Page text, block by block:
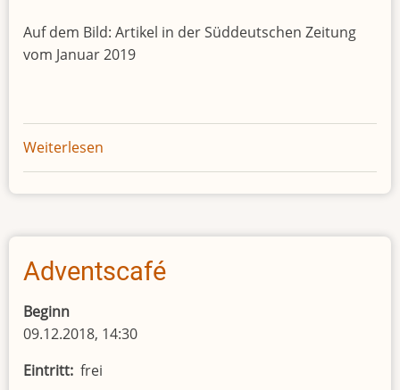
Auf dem Bild: Artikel in der Süddeutschen Zeitung
vom Januar 2019
Weiterlesen
Lesung
mit
Peter
Adventscafé
Beginn
09.12.2018, 14:30
Eintritt frei